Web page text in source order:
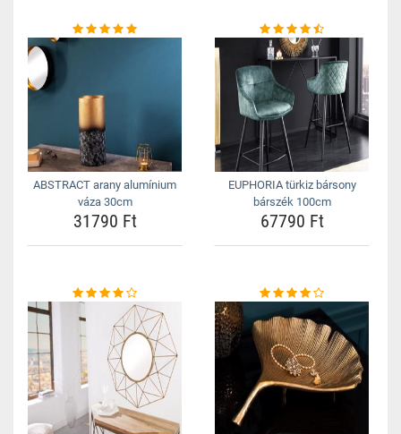
ABSTRACT arany alumínium
váza 30cm
31790 Ft
EUPHORIA türkiz bársony
bárszék 100cm
67790 Ft